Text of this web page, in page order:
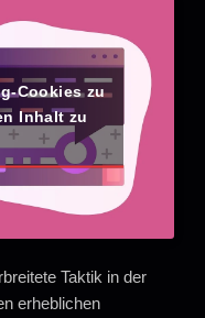
Cookies zu
Inhalt zu
Taktik in der
erheblichen